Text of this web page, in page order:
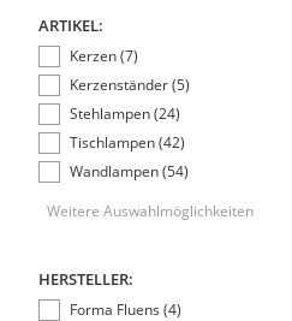
ARTIKEL:
Kerzen (7)
Kerzenständer (5)
Stehlampen (24)
Tischlampen (42)
Wandlampen (54)
Weitere Auswahlmöglichkeiten
HERSTELLER:
Forma Fluens (4)